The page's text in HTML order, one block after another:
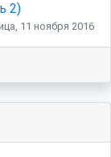
2)
11 ноября 2016